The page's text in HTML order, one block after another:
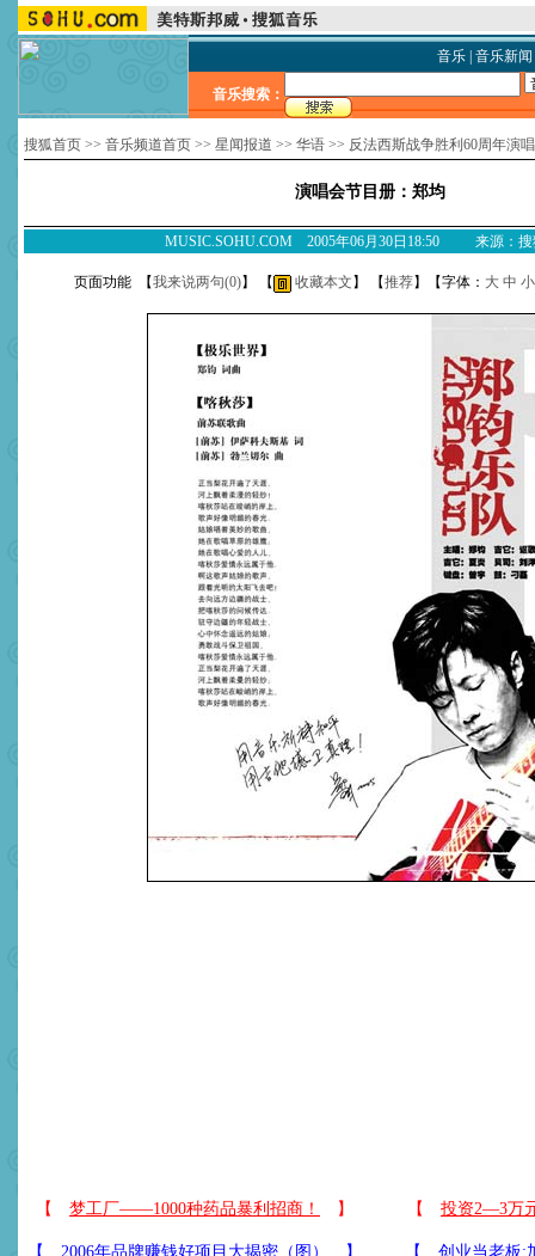
音乐| 音乐新闻
音乐搜索：
搜狐首页 >> 音乐频道首页 >> 星闻报道 >> 华语 >> 反法西斯战争胜利60周年演
演唱会节目册：郑均
MUSIC.SOHU.COM 2005年06月30日18:50 来源：搜
页面功能 【我来说两句(0)】 【 收藏本文 】 【推荐】【字体： 大 中 小